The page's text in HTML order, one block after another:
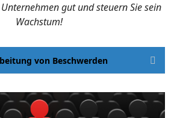
gut und steuern Sie sein
Wachstum!
von Beschwerden